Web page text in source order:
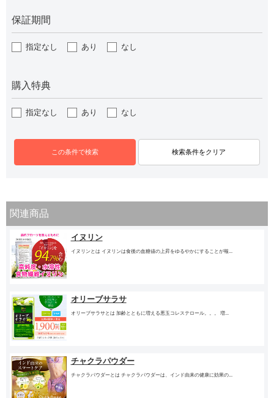
保証期間
指定なし あり なし
購入特典
指定なし あり なし
関連商品
イヌリン
イヌリンとは イヌリンは食後の血糖値の上昇をゆるやかにすることが報...
オリーブサラサ
オリーブサラサとは 加齢とともに増える悪玉コレステロール。。。 増...
チャクラパウダー
チャクラパウダーとは チャクラパウダーは、インド由来の健康に効果の...